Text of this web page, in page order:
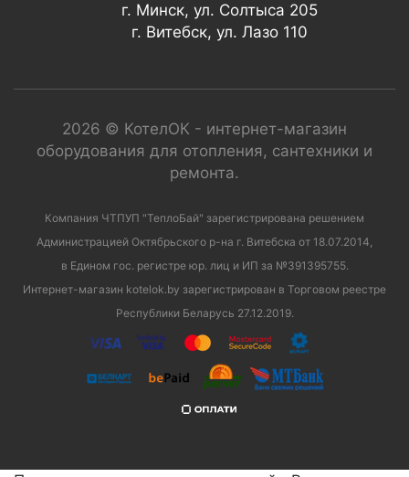
г. Минск, ул. Солтыса 205
г. Витебск, ул. Лазо 110
2026 © КотелОК - интернет-магазин
оборудования для отопления, сантехники и
ремонта.
Компания ЧТПУП "ТеплоБай" зарегистрирована решением
Администрацией Октябрьского р-на г. Витебска от 18.07.2014,
в Едином гос. регистре юр. лиц и ИП за №391395755.
Интернет-магазин kotelok.by зарегистрирован в Торговом реестре
Республики Беларусь 27.12.2019.